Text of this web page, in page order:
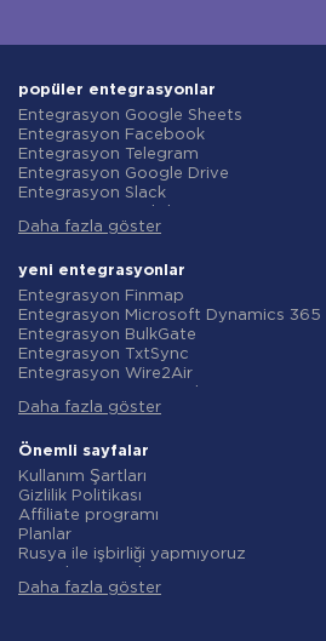
popüler entegrasyonlar
Entegrasyon Google Sheets
Entegrasyon Facebook
Entegrasyon Telegram
Entegrasyon Google Drive
Entegrasyon Slack
Entegrasyon Gmail
Entegrasyon ClickUp
Entegrasyon Airtable
Entegrasyon Google Contacts
Entegrasyon OpenAI (ChatGPT)
Entegrasyon Instagram
Entegrasyon ActiveCampaign
Entegrasyon Typeform
Entegrasyon Salesforce CRM
Entegrasyon Notion
Entegrasyon AWeber
Entegrasyon Asana
Entegrasyon ZOHO CRM
Entegrasyon Webhooks
Entegrasyon GetResponse
Entegrasyon WooCommerce
Daha fazla göster
yeni entegrasyonlar
Entegrasyon Finmap
Entegrasyon Microsoft Dynamics 365
Entegrasyon BulkGate
Entegrasyon TxtSync
Entegrasyon Wire2Air
Entegrasyon Infobip
Entegrasyon AtomPark
Entegrasyon TXTImpact
Entegrasyon Campaign Monitor
Entegrasyon CM.com
Entegrasyon D7 Networks
Entegrasyon SMS.to
Entegrasyon SMSGlobal
Entegrasyon Textlocal
Daha fazla göster
Önemli sayfalar
Kullanım Şartları
Gizlilik Politikası
Affiliate programı
Planlar
Rusya ile işbirliği yapmıyoruz
iade politikasi
Daha fazla göster